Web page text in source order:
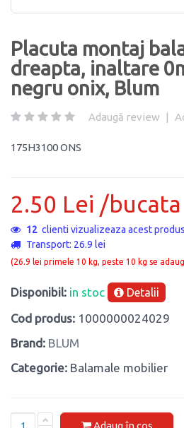
Placuta montaj
dreapta, inaltare
negru onix, Blum
Adaugă review |
175H3100 ONS
2.50 Lei /bucata
12 clienti vizualizeaza acest
Transport: 26.9 lei
(26.9 lei primele 10 kg, peste 10 kg se
Disponibil: in stoc Detalii
Cod produs: 1000000024029
Brand: BLUM
Categorie: Balamale mobilier